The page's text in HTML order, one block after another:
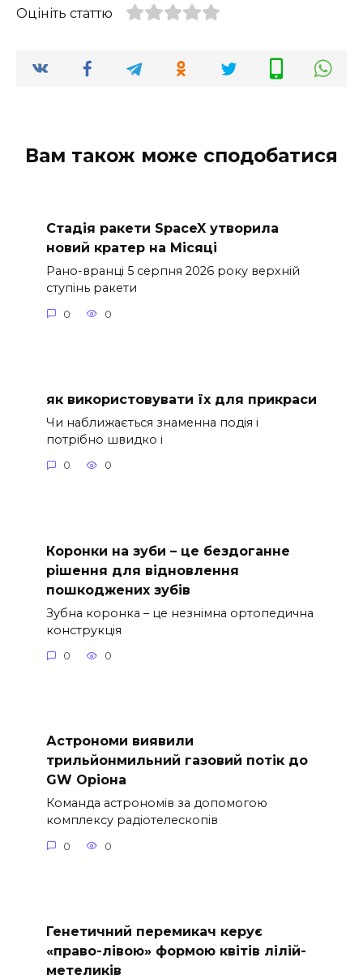
Оцініть статтю
Вам також може сподобатися
Стадія ракети SpaceX утворила
новий кратер на Місяці
Рано-вранці 5 серпня 2026 року верхній
ступінь ракети
0 0
як використовувати їх для прикраси
Чи наближається знаменна подія і
потрібно швидко і
0 0
Коронки на зуби – це бездоганне
рішення для відновлення
пошкоджених зубів
Зубна коронка – це незнімна ортопедична
конструкція
0 0
Астрономи виявили
трильйонмильний газовий потік до
GW Оріона
Команда астрономів за допомогою
комплексу радіотелескопів
0 0
Генетичний перемикач керує
«право-лівою» формою квітів лілій-
метеликів